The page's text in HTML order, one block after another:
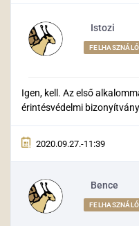
Istozi
FELHASZNÁLÓ
Igen, kell. Az első
érintésvédelmi
2020.09.27.-11:39
Bence
FELHASZNÁLÓ